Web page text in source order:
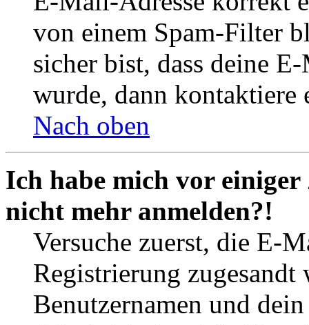
von einem Spam-Filter
sicher bist, dass deine
wurde, dann kontaktiere
Nach oben
Ich habe mich vor
nicht mehr anmelden?!
Versuche zuerst, die E-
Registrierung
Benutzernamen und